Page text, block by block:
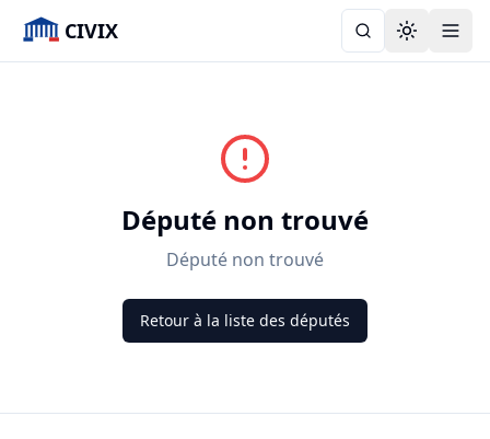
CIVIX Toggle
Député non trouvé
Député non trouvé
Retour à la liste des députés